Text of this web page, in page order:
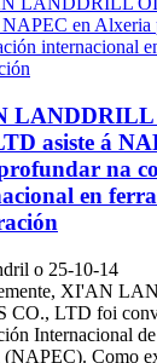
LANDDRILL
asiste á
na
en
o 25-10-14
XI'AN
CO., LTD foi
Internacional
Como